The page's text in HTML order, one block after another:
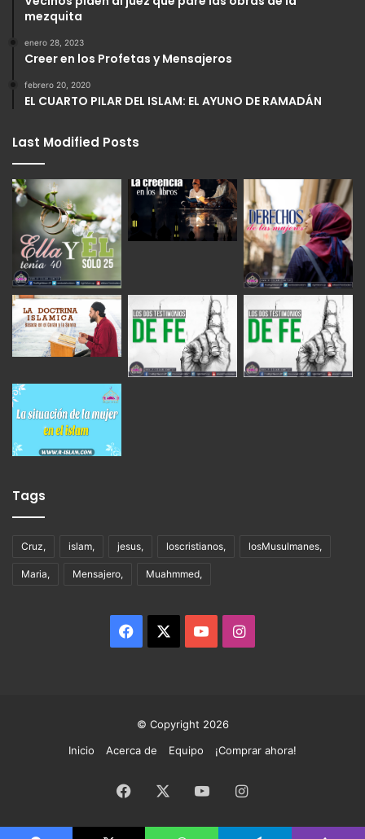
mezquita
enero 28, 2023
Creer en los Profetas y Mensajeros
febrero 20, 2020
EL CUARTO PILAR DEL ISLAM: EL AYUNO DE RAMADÁN
Last Modified Posts
Tags
Cruz, islam, jesus, loscristianos, losMusulmanes,
Maria, Mensajero, Muahmmed,
Facebook YouTubeInstagram
© Copyright 2026
Inicio
Acerca de Equipo ¡Comprar ahora!
Facebook YouTubeInstagram